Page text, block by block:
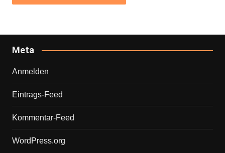
Meta
Anmelden
Eintrags-Feed
Kommentar-Feed
WordPress.org